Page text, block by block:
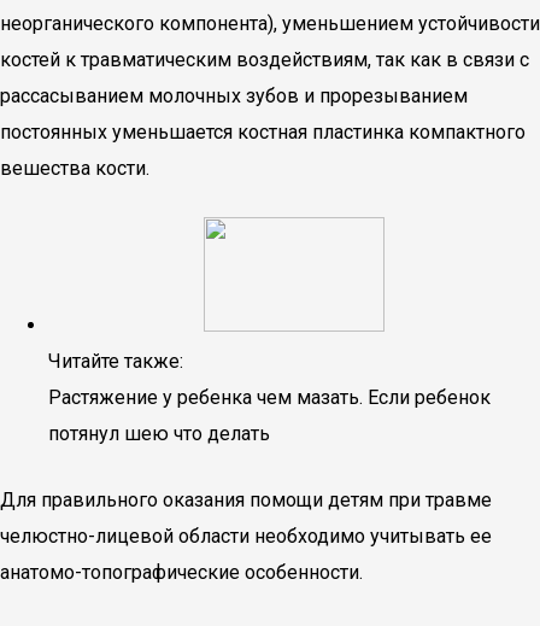
неорганического компонента), уменьшением устойчивости
костей к травматическим воздействиям, так как в связи с
рассасыванием молочных зубов и прорезыванием
постоянных уменьшается костная пластинка компактного
вешества кости.
Читайте также:
Растяжение у ребенка чем мазать. Если ребенок
потянул шею что делать
Для правильного оказания помощи детям при травме
челюстно-лицевой области необходимо учитывать ее
анатомо-топографические особенности.